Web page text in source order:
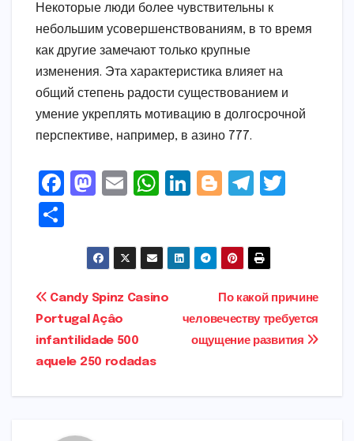
Некоторые люди более чувствительны к
небольшим усовершенствованиям, в то время
как другие замечают только крупные
изменения. Эта характеристика влияет на
общий степень радости существованием и
умение укреплять мотивацию в долгосрочной
перспективе, например, в азино 777.
F
o
o
k
M
t
d
o
n
E
l
W
ts
p
Li
e
Bl
g
r
T
gr
m r
ar
e
Post
navigation
По какой причине
человечеству требуется
ощущение развития
Candy Spinz Casino
Portugal Açâo
infantilidade 500
aquele 250 rodadas